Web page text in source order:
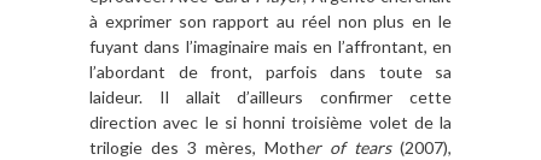
à exprimer son rapport au réel non plus en le
fuyant dans l’imaginaire mais en l’affrontant, en
l’abordant de front, parfois dans toute sa
laideur. Il allait d’ailleurs confirmer cette
direction avec le si honni troisième volet de la
trilogie des 3 mères, Mother of tears (2007),